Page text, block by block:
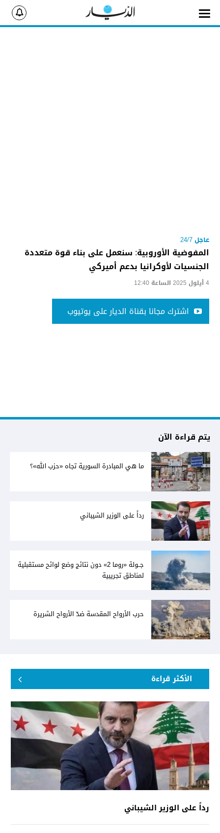
عاجل 24/7
المفوضية الأوروبية: سنعمل على بناء قوة متعددة
الجنسيات لأوكرانيا بدعم أميركي
4 أيلول 2025 الساعة 12:40
اشترك مجانا بقناة الديار على يوتيوب
يتم قراءة الآن
ما هي المبادرة السورية تجاه «حزب الله»؟
رداً على الوزير الشيباني
جــولة «روما 2» دون نتائج وضع لوائح مستقبلية
لمناطق تجريبية
حرب الأرواح المقدسة ضدّ الأرواح الشريرة
الأكثر قراءة
رداً على الوزير الشيباني